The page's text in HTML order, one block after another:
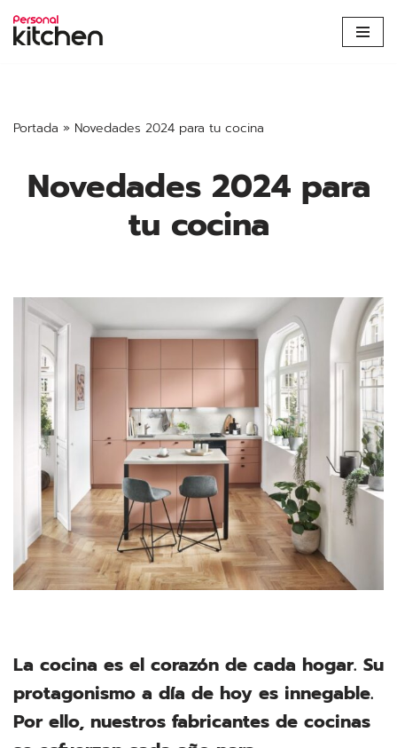
Saltar
Portada » Novedades 2024 para tu cocina
Novedades 2024 para
tu cocina
La cocina es el corazón de cada hogar. Su
protagonismo a día de hoy es innegable.
Por ello, nuestros fabricantes de cocinas